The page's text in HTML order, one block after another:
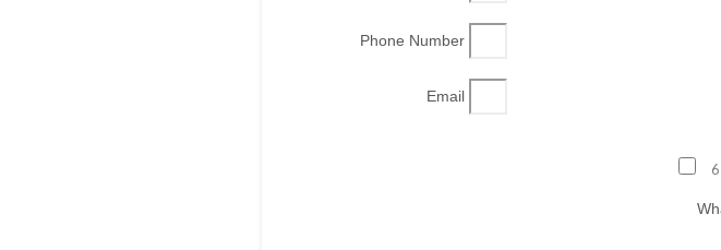
Phone Number
Email